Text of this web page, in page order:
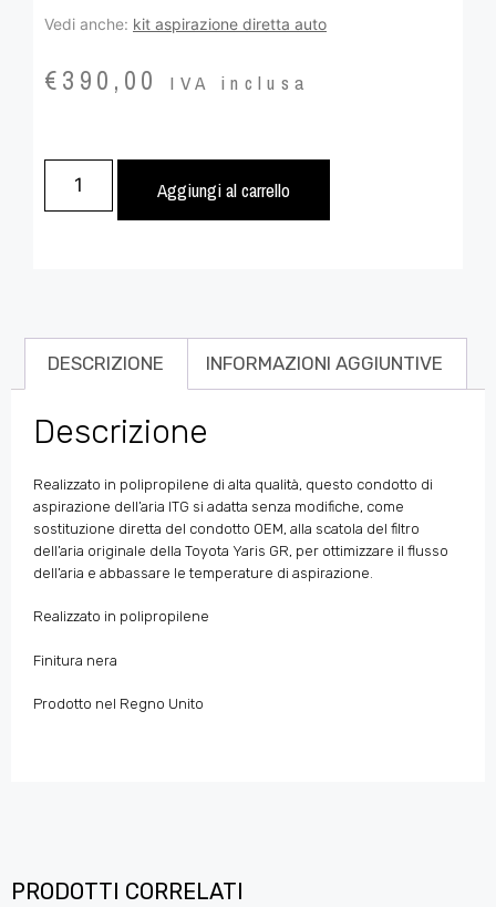
Vedi anche: kit aspirazione diretta auto
€390,00 IVA inclusa
Aggiungi al carrello
DESCRIZIONE INFORMAZIONI AGGIUNTIVE
Descrizione
Realizzato in polipropilene di alta qualità, questo condotto di
aspirazione dell’aria ITG si adatta senza modifiche, come
sostituzione diretta del condotto OEM, alla scatola del filtro
dell’aria originale della Toyota Yaris GR, per ottimizzare il flusso
dell’aria e abbassare le temperature di aspirazione.
Realizzato in polipropilene
Finitura nera
Prodotto nel Regno Unito
PRODOTTI CORRELATI